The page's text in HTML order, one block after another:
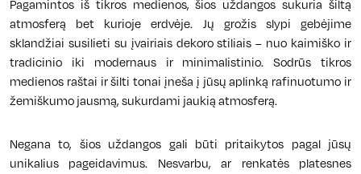
Pagamintos iš tikros medienos, šios uždangos sukuria šiltą
atmosferą bet kurioje erdvėje. Jų grožis slypi gebėjime
sklandžiai susilieti su įvairiais dekoro stiliais – nuo kaimiško ir
tradicinio iki modernaus ir minimalistinio. Sodrūs tikros
medienos raštai ir šilti tonai įneša į jūsų aplinką rafinuotumo ir
žemiškumo jausmą, sukurdami jaukią atmosferą.
Negana to, šios uždangos gali būti pritaikytos pagal jūsų
unikalius pageidavimus. Nesvarbu, ar renkatės platesnes